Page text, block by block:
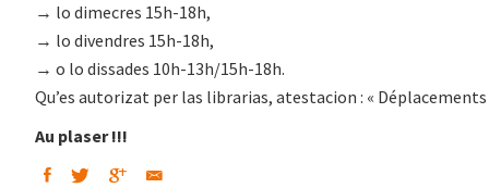
→ lo dimecres 15h-18h,
→ lo divendres 15h-18h,
→ o lo dissades 10h-13h/15h-18h.
Qu’es autorizat per las librarias, atestacion : «
Au plaser !!!